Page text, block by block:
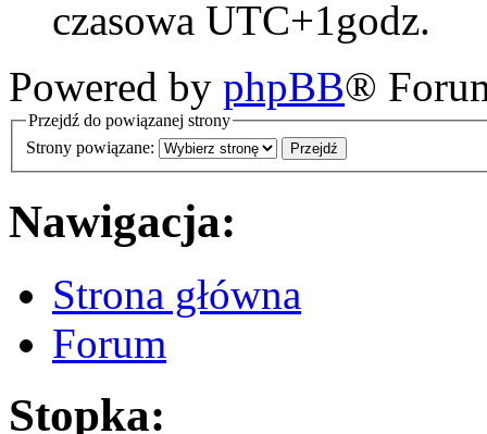
czasowa UTC+1godz.
Powered by phpBB®
Przejdź do powiązanej strony
Strony powiązane:
Nawigacja:
Strona główna
Forum
Stopka: